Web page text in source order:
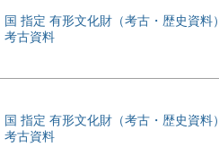
国 指定 有形文化財（考古・歴史資料）
考古資料
国 指定 有形文化財（考古・歴史資料）
考古資料